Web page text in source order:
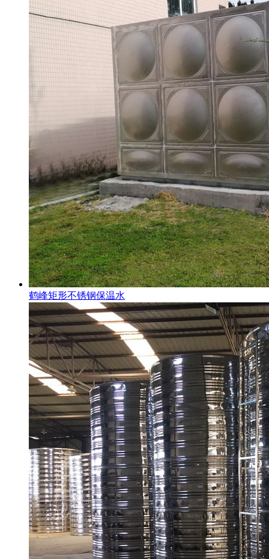
鹤峰矩形不锈钢保温水